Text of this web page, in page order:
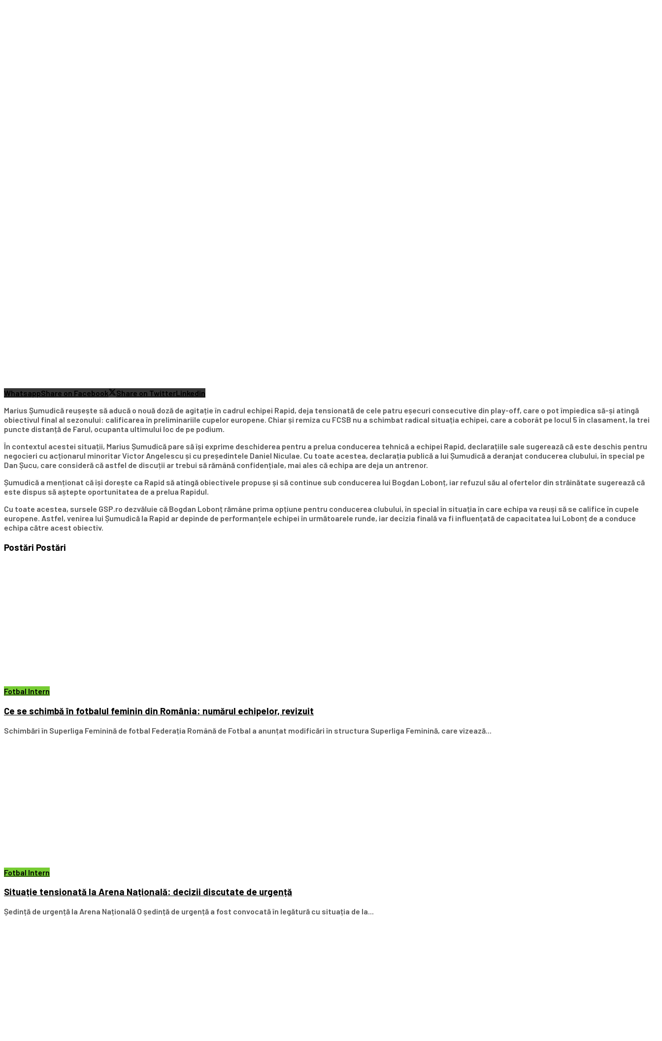
WhatsappShare on Facebook Share on TwitterLinkedin
Marius Șumudică reușește să aducă o nouă doză de agitație în cadrul echipei Rapid, deja tensionată de cele patru eșecuri consecutive din play-off, care o pot împiedica să-și atingă
obiectivul final al sezonului: calificarea în preliminariile cupelor europene. Chiar și remiza cu FCSB nu a schimbat radical situația echipei, care a coborât pe locul 5 în clasament, la trei
puncte distanță de Farul, ocupanta ultimului loc de pe podium.
În contextul acestei situații, Marius Șumudică pare să își exprime deschiderea pentru a prelua conducerea tehnică a echipei Rapid, declarațiile sale sugerează că este deschis pentru
negocieri cu acționarul minoritar Victor Angelescu și cu președintele Daniel Niculae. Cu toate acestea, declarația publică a lui Șumudică a deranjat conducerea clubului, în special pe
Dan Șucu, care consideră că astfel de discuții ar trebui să rămână confidențiale, mai ales că echipa are deja un antrenor.
Șumudică a menționat că își dorește ca Rapid să atingă obiectivele propuse și să continue sub conducerea lui Bogdan Lobonț, iar refuzul său al ofertelor din străinătate sugerează că
este dispus să aștepte oportunitatea de a prelua Rapidul.
Cu toate acestea, sursele GSP.ro dezvăluie că Bogdan Lobonț rămâne prima opțiune pentru conducerea clubului, în special în situația în care echipa va reuși să se califice în cupele
europene. Astfel, venirea lui Șumudică la Rapid ar depinde de performanțele echipei în următoarele runde, iar decizia finală va fi influențată de capacitatea lui Lobonț de a conduce
echipa către acest obiectiv.
Postări Postări
Fotbal Intern
Ce se schimbă în fotbalul feminin din România: numărul echipelor, revizuit
Schimbări în Superliga Feminină de fotbal Federația Română de Fotbal a anunțat modificări în structura Superliga Feminină, care vizează...
Fotbal Intern
Situație tensionată la Arena Națională: decizii discutate de urgență
Ședință de urgență la Arena Națională O ședință de urgență a fost convocată în legătură cu situația de la...